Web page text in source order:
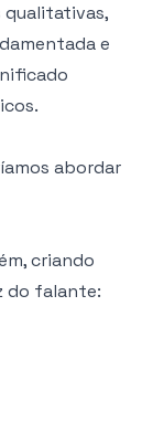
qualitativas,
e
abordar
criando
do falante: